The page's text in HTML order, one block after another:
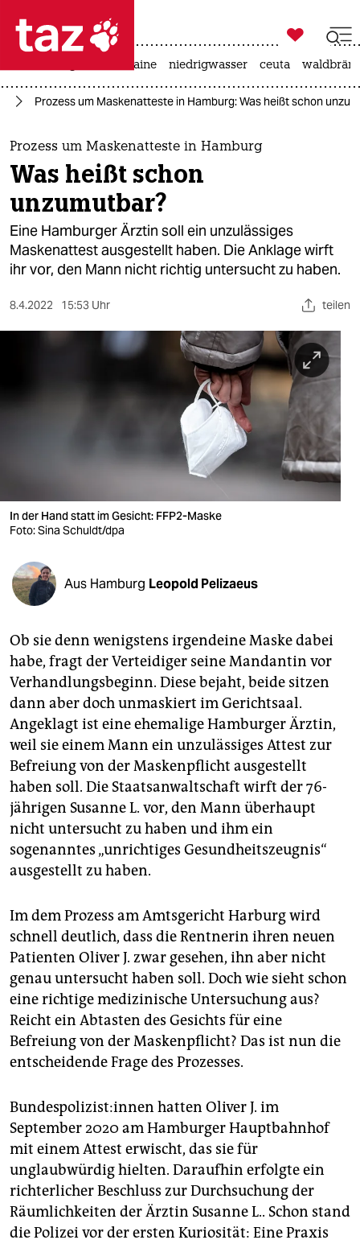
 taz zahl ich
taz zahl ich
themen
politik
öko
gesellschaft
sport
nord
verlag
veranstaltungen
shop
fragen & hilfe
unterstützen
abo
genossenschaft
epaper login

taz zahl ich
krieg in der ukraine niedrigwasser ceuta
Prozess um Maskenatteste in Hamburg: Was heißt schon
Prozess um Maskenatteste in Hamburg
Was heißt schon
unzumutbar?
Eine Hamburger Ärztin soll ein unzulässiges
Maskenattest ausgestellt haben. Die Anklage wirft
ihr vor, den Mann nicht richtig untersucht zu haben.
8.4.2022 15:53 Uhr teilen
In der Hand statt im Gesicht: FFP2-Maske
Foto: Sina Schuldt/dpa
Aus Hamburg Leopold Pelizaeus
Ob sie denn wenigstens irgendeine Maske dabei
habe, fragt der Verteidiger seine Mandantin vor
Verhandlungsbeginn. Diese bejaht, beide sitzen
dann aber doch unmaskiert im Gerichtsaal.
Angeklagt ist eine ehemalige Hamburger Ärztin,
weil sie einem Mann ein unzulässiges Attest zur
Befreiung von der Maskenpflicht ausgestellt
haben soll. Die Staatsanwaltschaft wirft der 76-
jährigen Susanne L. vor, den Mann überhaupt
nicht untersucht zu haben und ihm ein
sogenanntes „unrichtiges Gesundheitszeugnis“
ausgestellt zu haben.
Im dem Prozess am Amtsgericht Harburg wird
schnell deutlich, dass die Rentnerin ihren neuen
Patienten Oliver J. zwar gesehen, ihn aber nicht
genau untersucht haben soll. Doch wie sieht schon
eine richtige medizinische Untersuchung aus?
Reicht ein Abtasten des Gesichts für eine
Befreiung von der Maskenpflicht? Das ist nun die
entscheidende Frage des Prozesses.
Bun­des­po­li­zis­t:in­nen hatten Oliver J. im
September 2020 am Hamburger Hauptbahnhof
mit einem Attest erwischt, das sie für
unglaubwürdig hielten. Daraufhin erfolgte ein
richterlicher Beschluss zur Durchsuchung der
Räumlichkeiten der Ärztin Susanne L.. Schon stand
die Polizei vor der ersten Kuriosität: Eine Praxis